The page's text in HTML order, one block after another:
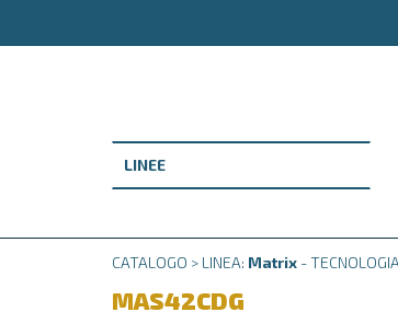
CATALOGO > LINEA: Matrix -
MAS42CDG